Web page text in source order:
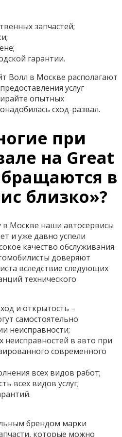
запчастей;
гарантии.
Волл в Москве располагают
услуг
опытных
сход-развал.
при
на Great
в
близко»?
в Москве наши автосервисы
и уже давно успели
качество обслуживания.
доверяют
вследствие следующих
технического
и открытость –
самостоятельно
неисправности;
неисправностей в авто при
современного
всех видов работ;
всех видов услуг;
брендом марки
которые можно